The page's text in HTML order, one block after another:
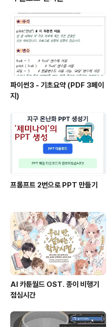
규칙 | https://
파이썬3 - 기초요약 (PDF 3페이
지)
프롬프트 2번으로 PPT 만들기
AI 카툰월드 OST. 종이 비행기
점심시간